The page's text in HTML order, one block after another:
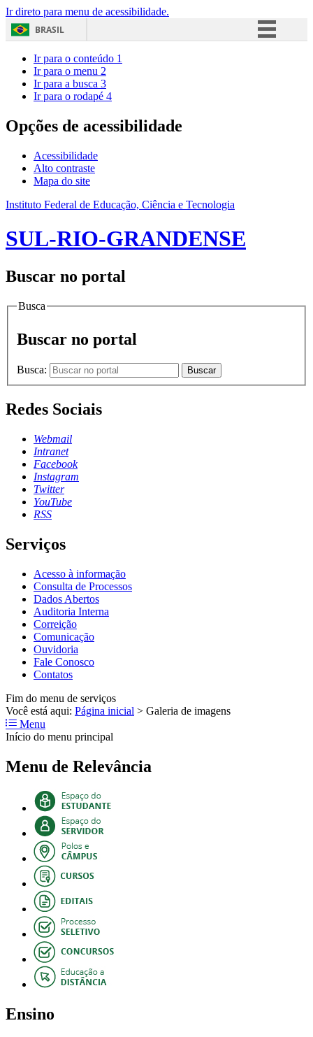
Ir direto para menu de acessibilidade.
BRASIL
Acesso à informação
Ir para o conteúdo 1
Ir para o menu 2
Ir para a busca 3
Ir para o rodapé 4
Opções de acessibilidade
Acessibilidade
Alto contraste
Mapa do site
Instituto Federal de Educação, Ciência e Tecnologia
SUL-RIO-GRANDENSE
Buscar no portal
Busca
Buscar no portal
Busca: Buscar
Redes Sociais
Webmail
Intranet
Facebook
Instagram
Twitter
YouTube
RSS
Serviços
Acesso à informação
Consulta de Processos
Dados Abertos
Auditoria Interna
Correição
Comunicação
Ouvidoria
Fale Conosco
Contatos
Fim do menu de serviços
Você está aqui: Página inicial > Galeria de imagens
Menu
Início do menu principal
Menu de Relevância
Ensino